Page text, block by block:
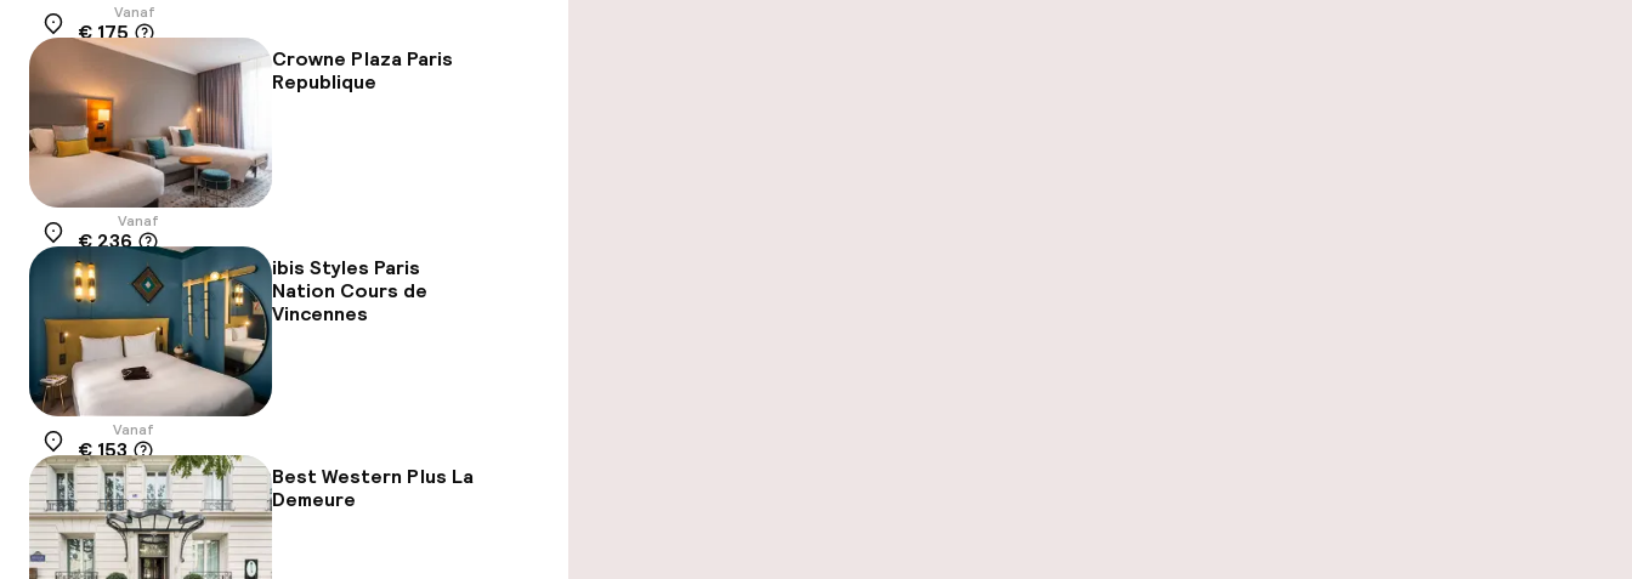
Locatie
Vanaf
€ 175
Crowne Plaza Paris
Republique
Locatie
Vanaf
€ 236
ibis Styles Paris
Nation Cours de
Vincennes
Locatie
Vanaf
€ 153
Best Western Plus La
Demeure